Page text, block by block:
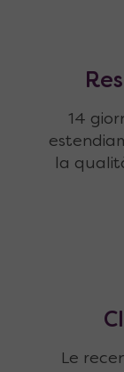
14
la
Le